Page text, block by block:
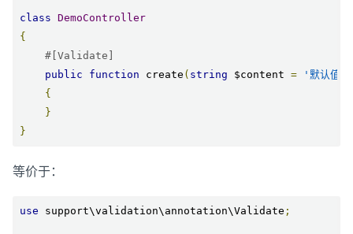
class DemoController
{
#[Validate]
public
function create ( string $content = '默认值'
{
}
}
等价于：
use support\validation\annotation\Validate ;